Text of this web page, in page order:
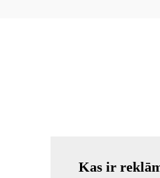
Kas ir